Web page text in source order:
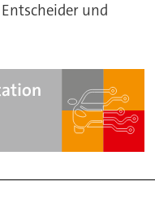
und